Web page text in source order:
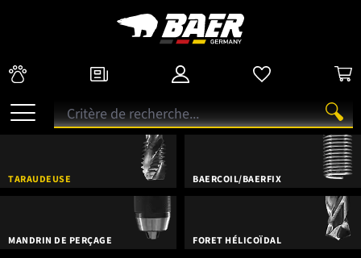
TARAUDEUSE BAERCOIL/BAERFIX
MANDRIN DE PERÇAGE FORET HÉLICOÏDAL